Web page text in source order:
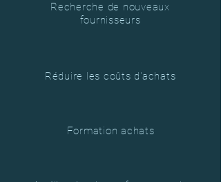
Recherche de nouveaux
fournisseurs
Réduire les coûts d'achats
Formation achats